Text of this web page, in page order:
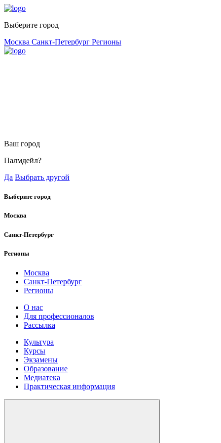
Выберите город
Москва Санкт-Петербург Регионы
Ваш город
Палмдейл?
Да Выбрать другой
Выберите город
Москва
Санкт-Петербург
Регионы
Москва
Санкт-Петербург
Регионы
О нас
Для профессионалов
Рассылка
Культура
Курсы
Экзамены
Образование
Медиатека
Практическая информация